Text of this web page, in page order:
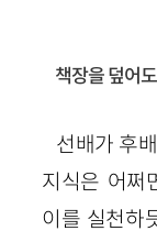
책장을 덮어
선배가 후
지식은 어쩌
이를 실천하